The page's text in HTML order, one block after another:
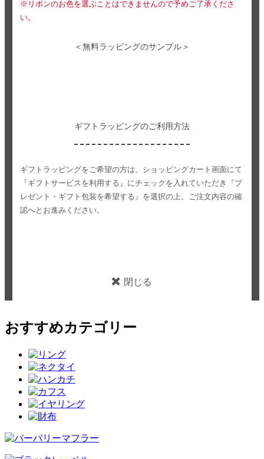
※リボンのお色を選ぶことはできませんので予めご了承くださ
い。
＜無料ラッピングのサンプル＞
ギフトラッピングのご利用方法
ギフトラッピングをご希望の方は、ショッピングカート画面にて
『ギフトサービスを利用する』にチェックを入れていただき
『プ
レゼント・ギフト包装を希望する』を選択の上、ご注文内容の確
認へとお進みください。
閉じる
おすすめカテゴリー